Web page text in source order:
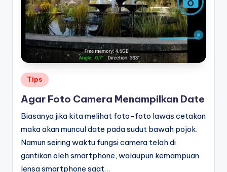
Posted
Tips
Agar Foto Camera Menampilkan Date
Biasanya jika kita melihat foto-foto lawas cetakan
maka akan muncul date pada sudut bawah pojok.
Namun seiring waktu fungsi camera telah di
gantikan oleh smartphone, walaupun kemampuan
lensa smartphone saat…